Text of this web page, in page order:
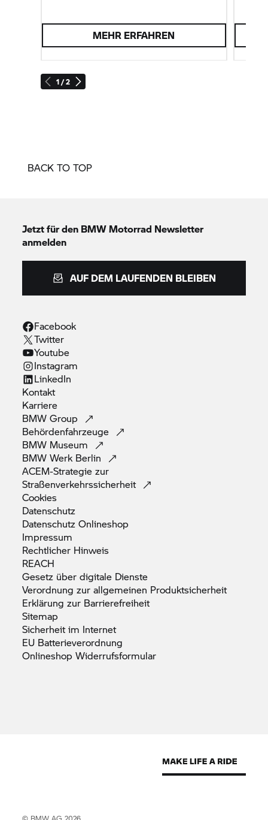
1 / 2
MEHR ERFAHREN
bietet
BACK TO TOP
Jetzt für den BMW Motorrad Newsletter
anmelden
AUF DEM LAUFENDEN BLEIBEN
Facebook
Twitter
Youtube
Instagram
LinkedIn
Kontakt
Karriere
BMWGroup
Behördenfahrzeuge
BMW Museum
BMW Werk Berlin
ACEM-Strategie zur
Straßenverkehrssicherheit
Cookies
Datenschutz
DatenschutzOnlineshop
Impressum
Rechtlicher Hinweis
REACH
Gesetz über digitale Dienste
Verordnung zur allgemeinen Produktsicherheit
Erklärung zur Barrierefreiheit
Sitemap
Sicherheit im Internet
EU Batterieverordnung
OnlineshopWiderrufsformular